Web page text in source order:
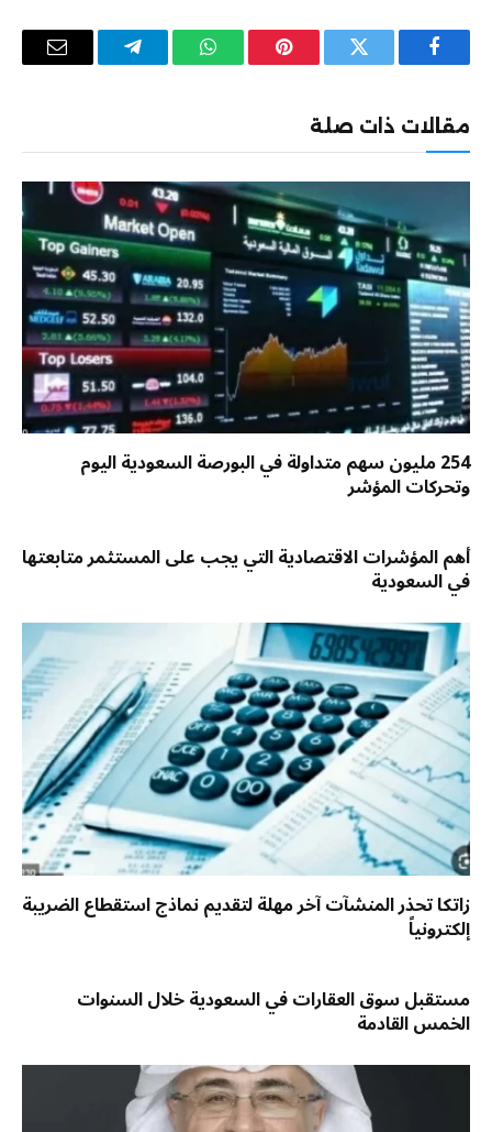
فيسبوك تويتر بينتيريستواتساب تيلقرام
البريد
مقالات ذات صلة
254 مليون سهم متداولة في البورصة السعودية اليوم
وتحركات المؤشر
أهم المؤشرات الاقتصادية التي يجب على المستثمر متابعتها
في السعودية
زاتكا تحذر المنشآت آخر مهلة لتقديم نماذج استقطاع الضريبة
إلكترونياً
مستقبل سوق العقارات في السعودية خلال السنوات
الخمس القادمة